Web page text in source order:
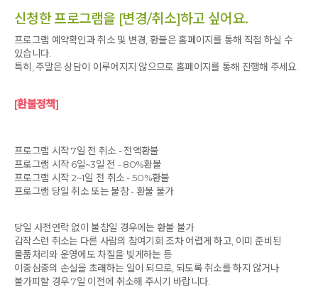
신청한 프로그램을 [변경/취소]하고 싶어요.
프로그램 예약확인과 취소 및 변경, 환불은 홈페이지를 통해 직접 하실 수
있습니다.
특히, 주말은 상담이 이루어지지 않으므로 홈페이지를 통해 진행해 주세요.
[환불정책]
프로그램 시작 7일 전 취소 - 전액환불
프로그램 시작 6일~3일 전 - 80%환불
프로그램 시작 2~1일 전 취소 - 50%환불
프로그램 당일 취소 또는 불참 - 환불 불가
당일 사전연락 없이 불참일 경우에는 환불 불가
갑작스런 취소는 다른 사람의 참여기회 조차 어렵게 하고, 이미 준비된
물품처리와 운영에도 차질을 빚게하는 등
이중삼중의 손실을 초래하는 일이 되므로, 되도록 취소를 하지 않거나
불가피할 경우 7일 이전에 취소해 주시기 바랍니다.